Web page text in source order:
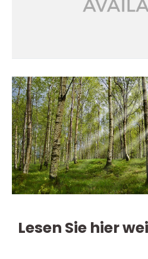
Lesen Sie hier